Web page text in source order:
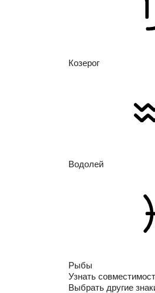
Козерог
Водолей
Рыбы
Узнать
Выбрать другие